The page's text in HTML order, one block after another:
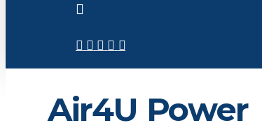
facebook
linkedin
instagram
whatsapp
phone
Air4U Power